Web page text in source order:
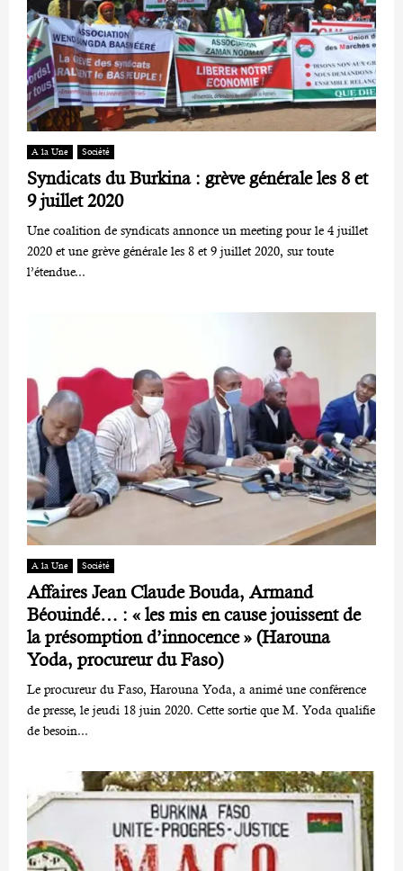
A la Une Société
Syndicats du Burkina : grève générale les 8 et
9 juillet 2020
Une coalition de syndicats annonce un meeting pour le 4 juillet
2020 et une grève générale les 8 et 9 juillet 2020, sur toute
l’étendue...
A la Une Société
Affaires Jean Claude Bouda, Armand
Béouindé… : « les mis en cause jouissent de
la présomption d’innocence » (Harouna
Yoda, procureur du Faso)
Le procureur du Faso, Harouna Yoda, a animé une conférence
de presse, le jeudi 18 juin 2020. Cette sortie que M. Yoda qualifie
de besoin...